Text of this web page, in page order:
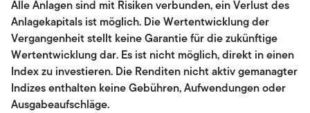
Alle Anlagen sind mit Risiken verbunden, ein Verlust des
Anlagekapitals ist möglich. Die Wertentwicklung der
Vergangenheit stellt keine Garantie für die zukünftige
Wertentwicklung dar. Es ist nicht möglich, direkt in einen
Index zu investieren. Die Renditen nicht aktiv gemanagter
Indizes enthalten keine Gebühren, Aufwendungen oder
Ausgabeaufschläge.